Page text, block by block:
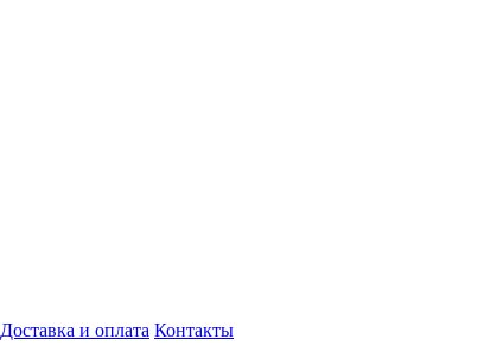
Доставка и оплата Контакты